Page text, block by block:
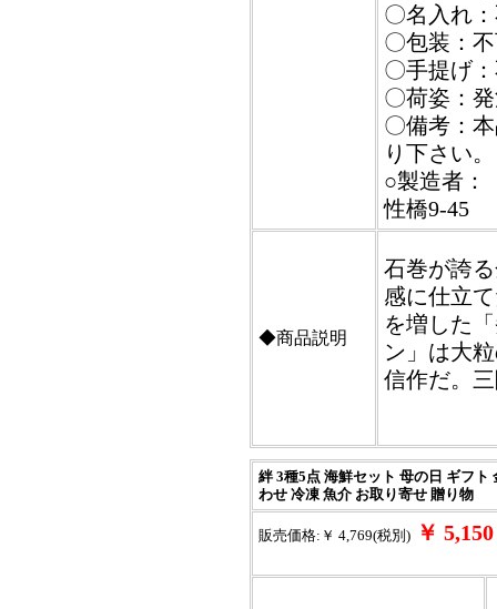
〇名入れ
〇包装：
〇手提げ
〇荷姿：
〇備考：
り下さい。
○製造者：
性橋9-45
◆商品説明
石巻が誇
感に仕立
を増した
ン」は大
信作だ。
絆 3種5点 海鮮セット 母の日 ギフ
わせ 冷凍 魚介 お取り寄せ 贈り物
販売価格:￥ 4,769(税別) ￥